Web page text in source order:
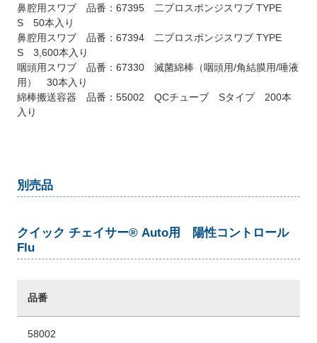
鼻腔用スワブ 品番：67395 二プロスポンジスワブ TYPE
S 50本入り
鼻腔用スワブ 品番：67394 二プロスポンジスワブ TYPE
S 3,600本入り
咽頭用スワブ 品番：67330 滅菌綿棒（咽頭用/角結膜用/唾液
用） 30本入り
綿棒搬送容器 品番：55002 QCチューブ Sタイプ 200本
入り
別売品
クイック チェイサー® Auto用 陽性コントロール
Flu
品番
58002